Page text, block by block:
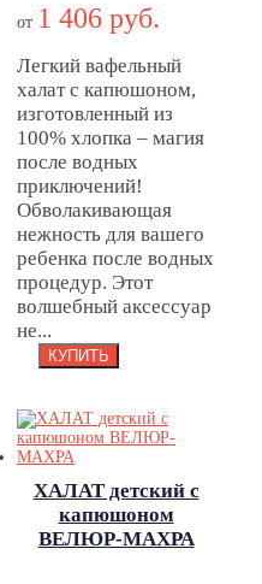
КАПЮШОНОМ
от 1 406 руб.
Легкий вафельный
халат с капюшоном,
изготовленный из
100% хлопка – магия
после водных
приключений!
Обволакивающая
нежность для вашего
ребенка после водных
процедур. Этот
волшебный аксессуар
не...
ХАЛАТ детский с
капюшоном
ВЕЛЮР-МАХРА